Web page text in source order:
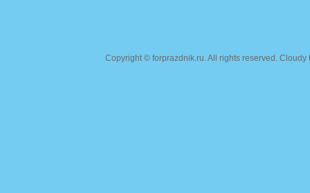
Copyright © forprazdnik.ru. All rights reserved.